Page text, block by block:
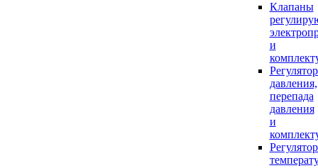
Клапаны
и
давления,
перепада
давления
и